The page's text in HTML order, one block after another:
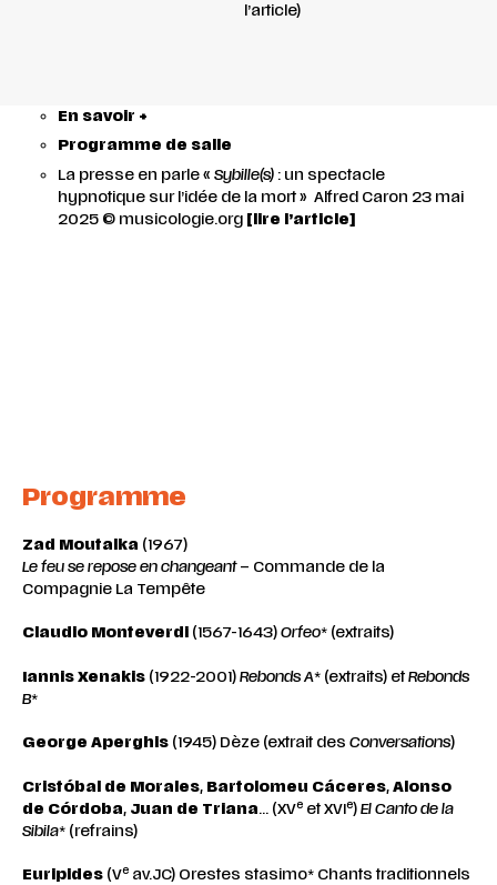
l’article)
En savoir +
Programme de salle
La presse en parle « Sybille(s) : un spectacle
hypnotique sur l’idée de la mort » Alfred Caron 23 mai
2025 © musicologie.org [lire l’article]
Programme
Zad Moutalka (1967)
Le feu se repose en changeant– Commande de la
Compagnie La Tempête
Claudio Monteverdi(1567-1643)Orfeo* (extraits)
Iannis Xenakis(1922-2001)Rebonds A* (extraits) etRebonds
B*
George Aperghis(1945) Dèze (extrait des Conversations)
Cristóbal de Morales, Bartolomeu Cáceres,Alonso
de Córdoba, Juan de Triana… (XVeet XVIe)El Canto de la
Sibila* (refrains)
Euripides(Veav.JC) Orestes stasimo* Chants traditionnels